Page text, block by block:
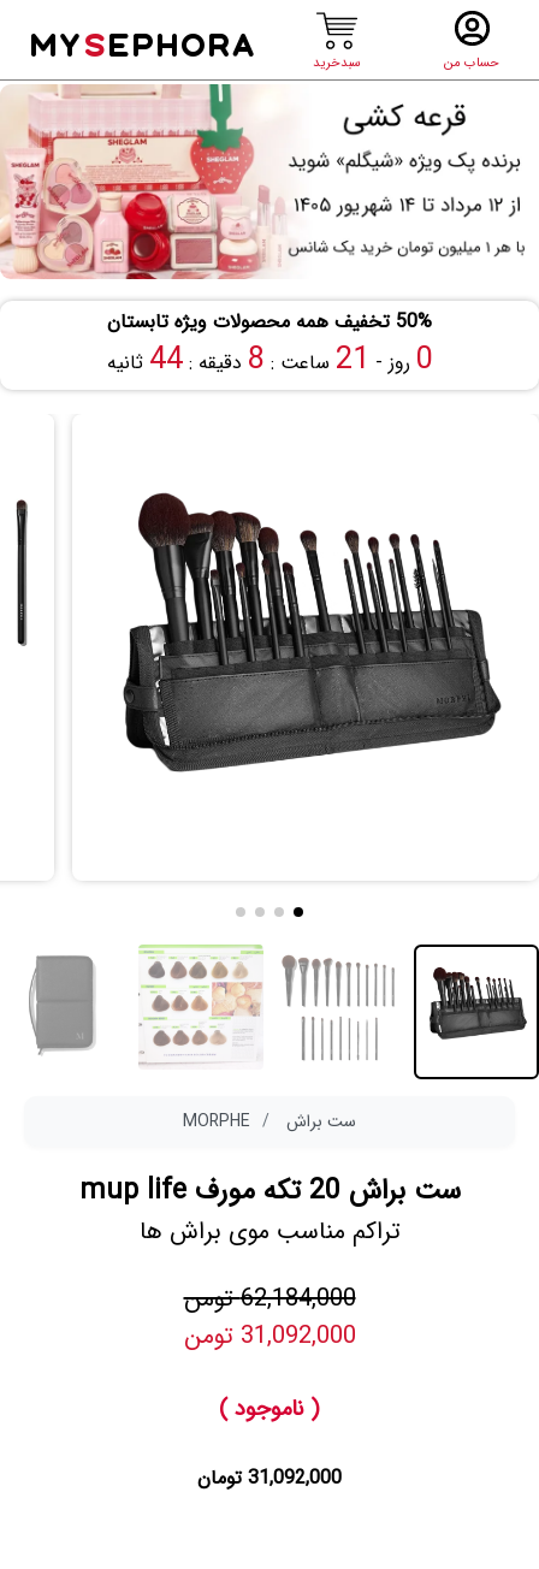
حساب من سبدخرید
MYSEPHORA
50% تخفیف همه محصولات ویژه تابستان
0 روز - 21 ساعت : 8 دقیقه :43 ثانیه
ست براش MORPHE
ست براش 20 تکه مورف mup life
تراکم مناسب موی براش ها
62,184,000 تومن
31,092,000 تومن
( ناموجود )
31,092,000 تومان